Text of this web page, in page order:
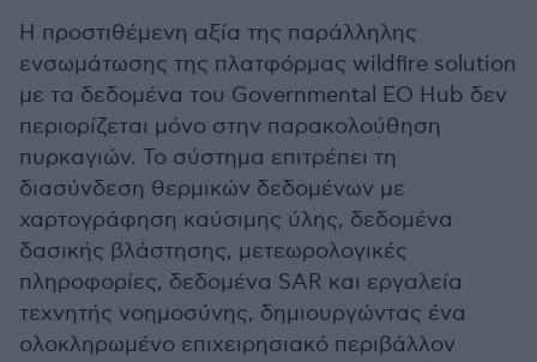
Η προστιθέμενη αξία της παράλληλης
ενσωμάτωσης της πλατφόρμας wildfire solution
με τα δεδομένα του Governmental EO Hub δεν
περιορίζεται μόνο στην παρακολούθηση
πυρκαγιών. Το σύστημα επιτρέπει τη
διασύνδεση θερμικών δεδομένων με
χαρτογράφηση καύσιμης ύλης, δεδομένα
δασικής βλάστησης, μετεωρολογικές
πληροφορίες, δεδομένα SAR και εργαλεία
τεχνητής νοημοσύνης, δημιουργώντας ένα
ολοκληρωμένο επιχειρησιακό περιβάλλον